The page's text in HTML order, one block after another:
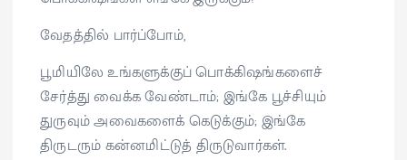
வேதத்தில் பார்ப்போம்,
பூமியிலே உங்களுக்குப் பொக்கிஷங்களைச்
சேர்த்து வைக்க வேண்டாம்; இங்கே பூச்சியும்
துருவும் அவைகளைக் கெடுக்கும்; இங்கே
திருடரும் கன்னமிட்டுத் திருடுவார்கள்.